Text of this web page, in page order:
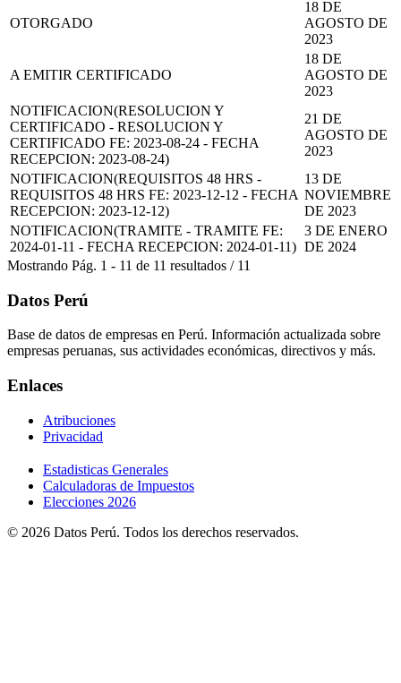
OTORGADO
18 DE
AGOSTO DE
2023
A EMITIR CERTIFICADO
18 DE
AGOSTO DE
2023
NOTIFICACION(RESOLUCION Y
CERTIFICADO - RESOLUCION Y
CERTIFICADO FE: 2023-08-24 - FECHA
RECEPCION: 2023-08-24)
21 DE
AGOSTO DE
2023
NOTIFICACION(REQUISITOS 48 HRS -
REQUISITOS 48 HRS FE: 2023-12-12 - FECHA
RECEPCION: 2023-12-12)
13 DE
NOVIEMBRE
DE 2023
NOTIFICACION(TRAMITE - TRAMITE FE:
2024-01-11 - FECHA RECEPCION: 2024-01-11)
3 DE ENERO
DE 2024
Mostrando Pág. 1 - 11 de 11 resultados / 11
Datos Perú
Base de datos de empresas en Perú. Información actualizada sobre
empresas peruanas, sus actividades económicas, directivos y más.
Enlaces
Atribuciones
Privacidad
Estadisticas Generales
Calculadoras de Impuestos
Elecciones 2026
© 2026 Datos Perú. Todos los derechos reservados.